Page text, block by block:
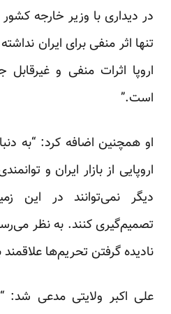
در دیداری با وزیر خارجه
تنها اثر منفی برای ایران
اروپا اثرات منفی و غیرقابل
است.”
او همچنین اضافه کرد: “به
اروپایی از بازار ایران و
دیگر نمی‌توانند در این
تصمیم‌گیری کنند. به نظر
نادیده گرفتن تحریم‌ها علاقمند
علی اکبر ولایتی مدعی شد: